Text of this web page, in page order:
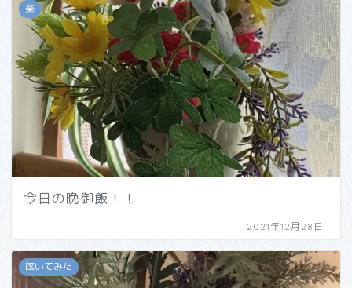
楽
今日の晩御飯！！
2021年12月28日
呟いてみた